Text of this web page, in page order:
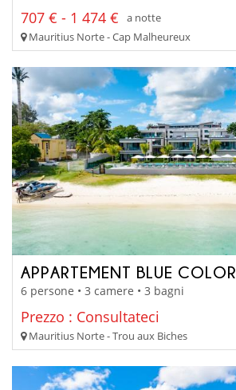
707 € - 1 474 €
a notte
Mauritius Norte - Cap Malheureux
APPARTEMENT BLUE COLOR
6 persone • 3 camere • 3 bagni
Prezzo : Consultateci
Mauritius Norte - Trou aux Biches